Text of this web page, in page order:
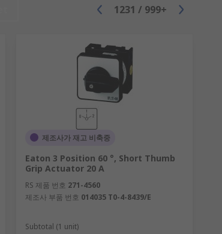
1231 / 999+
제조사가 재고 비축중
Eaton 3 Position 60 °, Short Thumb
Grip Actuator 20 A
RS 제품 번호 271-4560
제조사 부품 번호 014035 T0-4-8439/E
Subtotal (1 unit)